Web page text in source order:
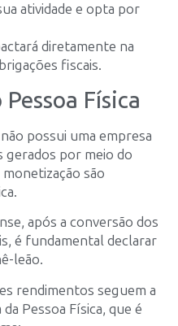
atividade e opta por
diretamente na
fiscais.
Física
possui uma empresa
gerados por meio do
são
após a conversão dos
é fundamental declarar
leão.
rendimentos seguem a
Pessoa Física, que é